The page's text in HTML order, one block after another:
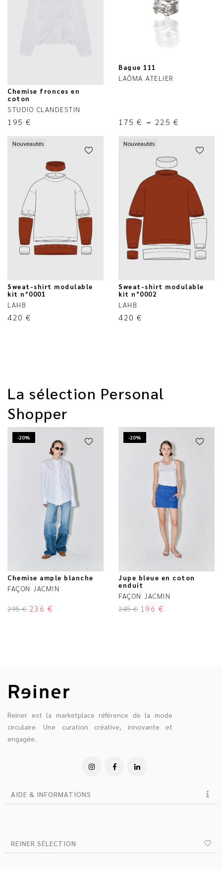
Chemise fronces en
coton
STUDIO CLANDESTIN
195 €
Bague 111
LAÔMA ATELIER
175 € – 225 €
Nouveautés
Sweat-shirt modulable
kit n°0001
LAHB
420 €
Nouveautés
Sweat-shirt modulable
kit n°0002
LAHB
420 €
La sélection Personal
Shopper
-20%
Chemise ample blanche
FAÇON JACMIN
295€ 236 €
-20%
Jupe bleue en coton
enduit
FAÇON JACMIN
245€ 196 €
Reiner est la marketplace référence de la mode
circulaire. Une curation créative, innovante et
engagée.
AIDE & INFORMATIONS
REINER SÉLECTION